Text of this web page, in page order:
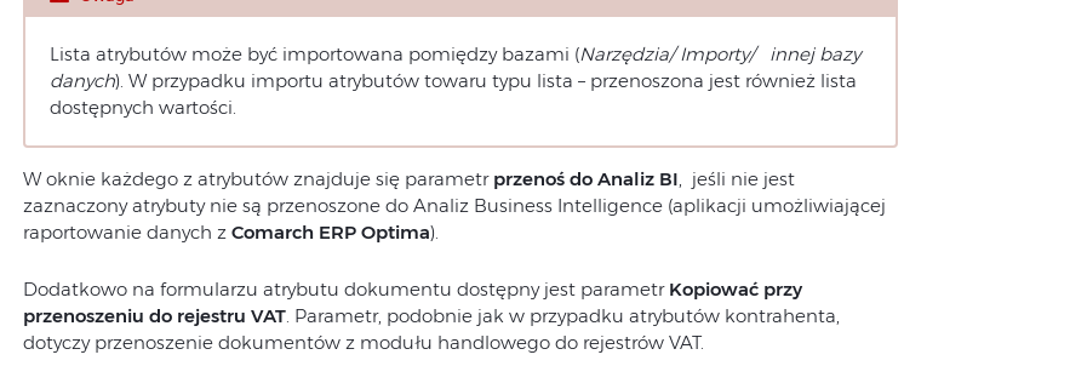
Lista atrybutów może być importowana pomiędzy bazami (Narzędzia/ Importy/ innej bazy
danych). W przypadku importu atrybutów towaru typu lista – przenoszona jest również lista
dostępnych wartości.
W oknie każdego z atrybutów znajduje się parametr przenoś do Analiz BI, jeśli nie jest
zaznaczony atrybuty nie są przenoszone do Analiz Business Intelligence (aplikacji umożliwiającej
raportowanie danych z Comarch ERP Optima).
Dodatkowo na formularzu atrybutu dokumentu dostępny jest parametr Kopiować przy
przenoszeniu do rejestru VAT. Parametr, podobnie jak w przypadku atrybutów kontrahenta,
dotyczy przenoszenie dokumentów z modułu handlowego do rejestrów VAT.